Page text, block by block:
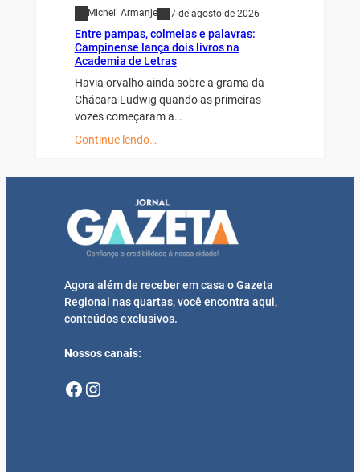
Micheli Armanje 7 de agosto de 2026
Entre pampas, colmeias e palavras:
Campinense lança dois livros na
Academia de Letras
Havia orvalho ainda sobre a grama da
Chácara Ludwig quando as primeiras
vozes começaram a…
Continue lendo…
Agora além de receber em casa o Gazeta
Regional nas quartas, você encontra aqui,
conteúdos exclusivos.
Nossos canais:
Facebook Instagram